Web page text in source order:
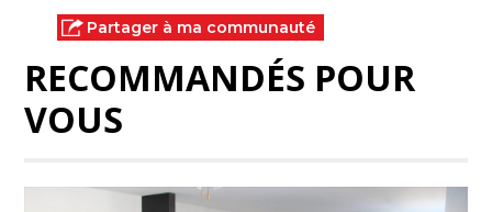
Partager à ma communauté
RECOMMANDÉS POUR
VOUS